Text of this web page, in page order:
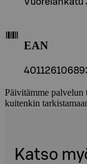
Vuorelankatu
EAN
Päivitämme palvelun
kuitenkin
Katso